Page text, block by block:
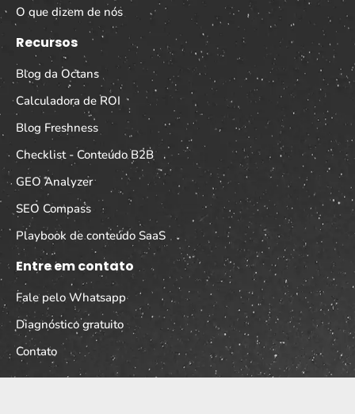
O que dizem de nós
Recursos
Blog da Octans
Calculadora de ROI
Blog Freshness
Checklist - Conteúdo B2B
GEO Analyzer
SEO Compass
Playbook de conteúdo SaaS
Entre em contato
Fale pelo Whatsapp
Diagnóstico gratuito
Contato